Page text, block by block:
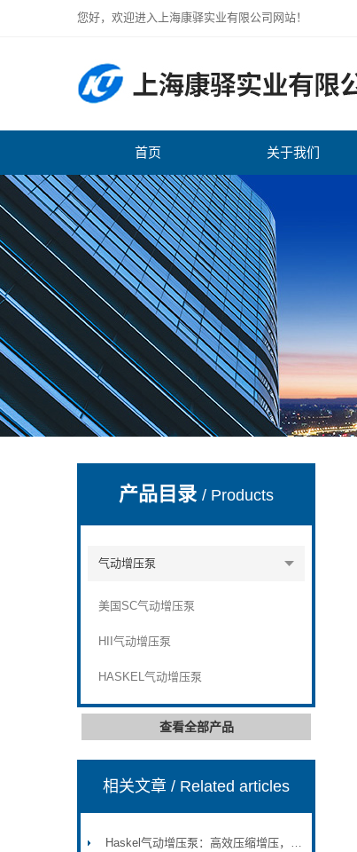
您好，欢迎进入上海康驿实业有限公司网站！
上海康驿实业有限公司
首页 关于我们
产品目录/ Products
气动增压泵
美国SC气动增压泵
HII气动增压泵
HASKEL气动增压泵
查看全部产品
相关文章/ Related articles
Haskel气动增压泵：高效压缩增压，满足特种气体输送要求